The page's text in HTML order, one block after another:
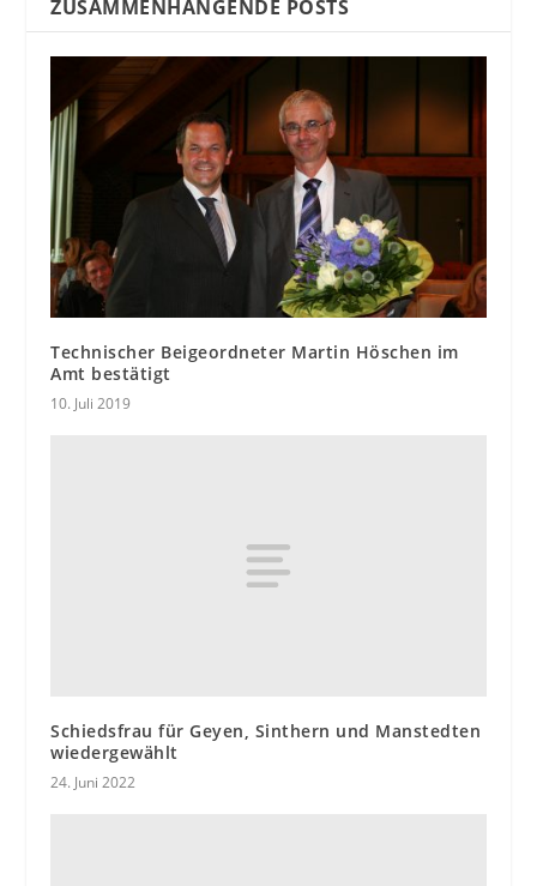
ZUSAMMENHÄNGENDE POSTS
Technischer Beigeordneter Martin Höschen im
Amt bestätigt
10. Juli 2019
Schiedsfrau für Geyen, Sinthern und Manstedten
wiedergewählt
24. Juni 2022